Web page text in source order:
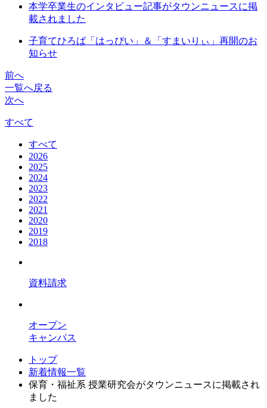
本学卒業生のインタビュー記事がタウンニュースに掲
載されました
子育てひろば「はっぴい」＆「すまいりぃ」再開のお
知らせ
前へ
一覧へ戻る
次へ
すべて
すべて
2026
2025
2024
2023
2022
2021
2020
2019
2018
資料請求
オープン
キャンパス
トップ
新着情報一覧
保育・福祉系 授業研究会がタウンニュースに掲載され
ました